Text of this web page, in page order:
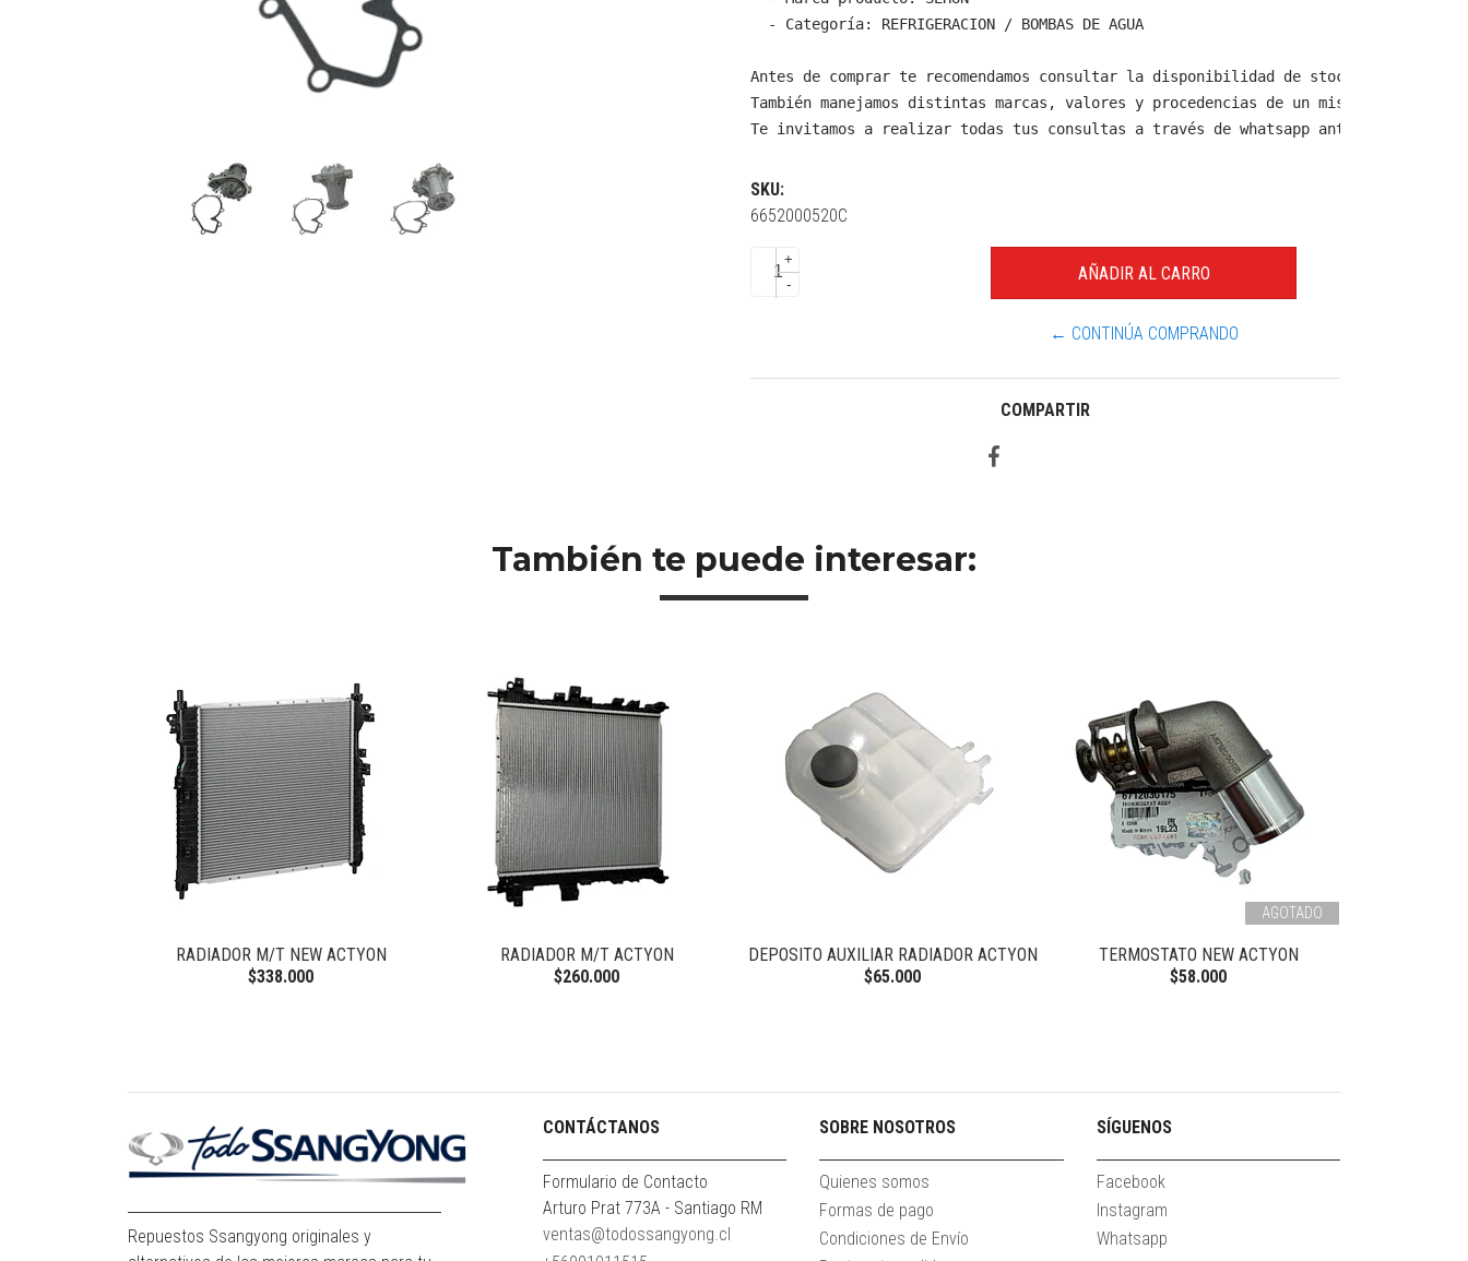
  - Categoría: REFRIGERACION / BOMBAS DE AGUA
Antes de comprar te recomendamos consultar la disponibilidad de stock y
También manejamos distintas marcas, valores y procedencias de un mismo producto.
Te invitamos a realizar todas tus consultas a través de whatsapp antes de
SKU:
6652000520C
+
-
← CONTINÚA COMPRANDO
COMPARTIR
También te puede interesar:
RADIADOR M/T NEW ACTYON
$338.000
RADIADOR M/T ACTYON
$260.000
DEPOSITO AUXILIAR RADIADOR ACTYON
$65.000
AGOTADO
TERMOSTATO NEW ACTYON
$58.000
Repuestos Ssangyong originales y
CONTÁCTANOS
Formulario de Contacto
Arturo Prat 773A - Santiago RM
ventas@todossangyong.cl
SOBRE NOSOTROS
Quienes somos
Formas de pago
Condiciones de Envío
SÍGUENOS
Facebook
Instagram
Whatsapp